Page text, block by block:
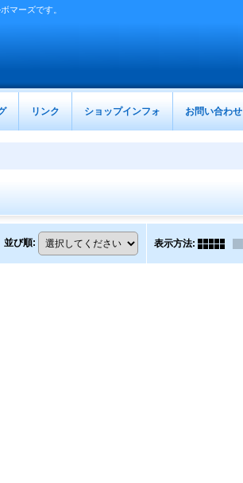
マーズです。
リンク ショップインフォ お問い合わせ
並び順: 表示方法: